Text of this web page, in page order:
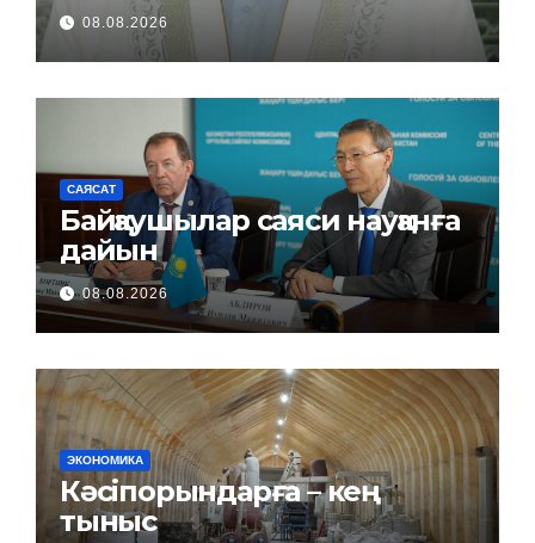
08.08.2026
САЯСАТ
Байқаушылар саяси науқанға
дайын
08.08.2026
ЭКОНОМИКА
Кәсіпорындарға – кең
тыныс